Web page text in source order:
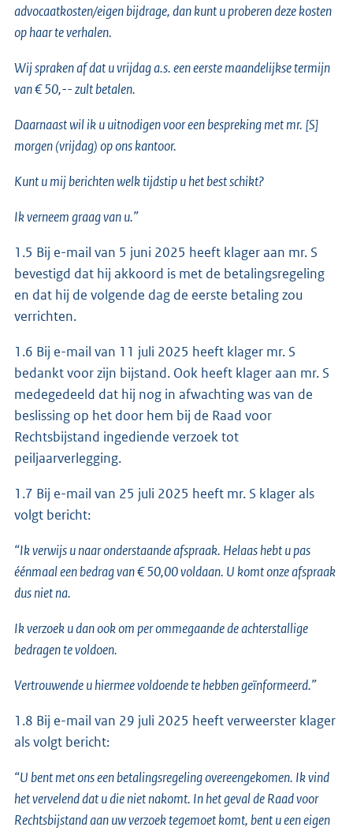
advocaatkosten/eigen bijdrage, dan kunt u proberen deze kosten
op haar te verhalen.
Wij spraken af dat u vrijdag a.s. een eerste maandelijkse termijn
van € 50,-- zult betalen.
Daarnaast wil ik u uitnodigen voor een bespreking met mr. [S]
morgen (vrijdag) op ons kantoor.
Kunt u mij berichten welk tijdstip u het best schikt?
Ik verneem graag van u.”
1.5 Bij e-mail van 5 juni 2025 heeft klager aan mr. S
bevestigd dat hij akkoord is met de betalingsregeling
en dat hij de volgende dag de eerste betaling zou
verrichten.
1.6 Bij e-mail van 11 juli 2025 heeft klager mr. S
bedankt voor zijn bijstand. Ook heeft klager aan mr. S
medegedeeld dat hij nog in afwachting was van de
beslissing op het door hem bij de Raad voor
Rechtsbijstand ingediende verzoek tot
peiljaarverlegging.
1.7 Bij e-mail van 25 juli 2025 heeft mr. S klager als
volgt bericht:
“Ik verwijs u naar onderstaande afspraak. Helaas hebt u pas
éénmaal een bedrag van € 50,00 voldaan. U komt onze afspraak
dus niet na.
Ik verzoek u dan ook om per ommegaande de achterstallige
bedragen te voldoen.
Vertrouwende u hiermee voldoende te hebben geïnformeerd.”
1.8 Bij e-mail van 29 juli 2025 heeft verweerster klager
als volgt bericht:
“U bent met ons een betalingsregeling overeengekomen. Ik vind
het vervelend dat u die niet nakomt. In het geval de Raad voor
Rechtsbijstand aan uw verzoek tegemoet komt, bent u een eigen